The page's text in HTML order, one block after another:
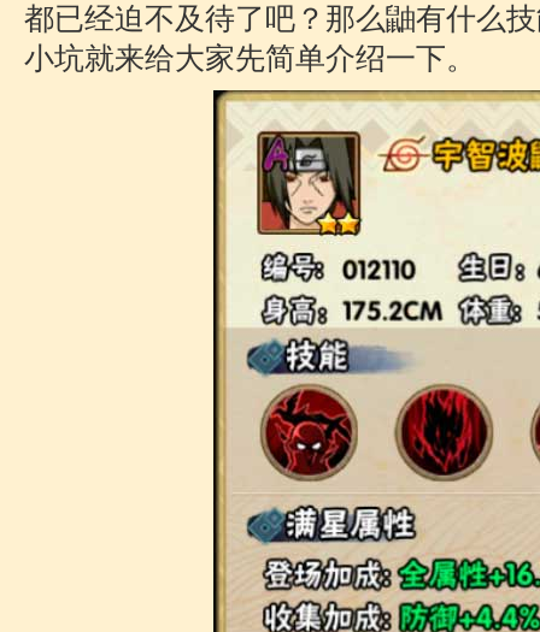
都已经迫不及待了吧？那么鼬有什么
小坑就来给大家先简单介绍一下。